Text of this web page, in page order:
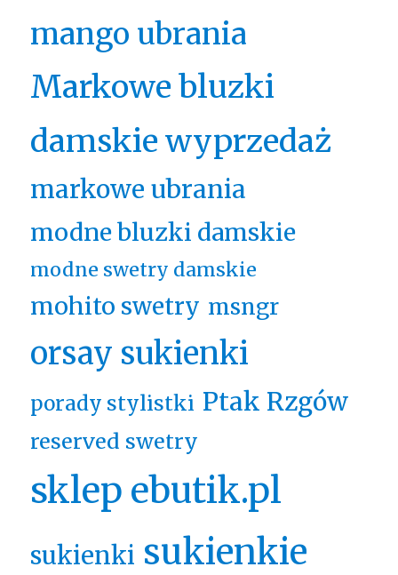
mango ubrania
Markowe bluzki
damskie wyprzedaż
markowe ubrania
modne bluzki damskie
modne swetry damskie
mohito swetry msngr
orsay sukienki
porady stylistki Ptak Rzgów
reserved swetry
sklep ebutik.pl
sukienki sukienkie